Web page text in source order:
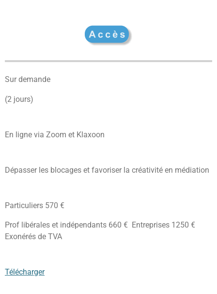
Sur demande
(2 jours)
En ligne via Zoom et Klaxoon
Dépasser les blocages et favoriser la créativité en médiation
Particuliers 570 €
Prof libérales et indépendants 660 € Entreprises 1250 €
Exonérés de TVA
Télécharger